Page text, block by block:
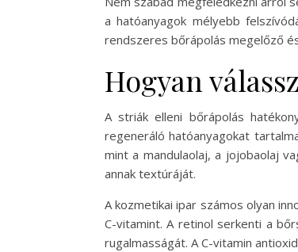
a hatóanyagok mélyebb
rendszeres bőrápolás megelőző
Hogyan
A striák elleni bőrápolás
regeneráló hatóanyagokat
mint a mandulaolaj, a jojobaolaj
annak textúráját.
A kozmetikai ipar számos olyan
C-vitamint. A retinol serkenti a
rugalmasságát. A C-vitamin